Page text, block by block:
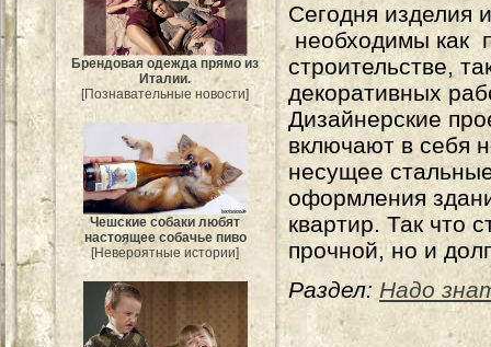
Брендовая одежда прямо из
Италии.
[Познавательные новости]
Чешские собаки любят
настоящее собачье пиво
[Невероятные истории]
Сегодня изделия
необходимы как
строительстве,
декоративных
Дизайнерские
включают в себя
несущее
оформления
квартир. Так что
прочной, но и
Раздел: Надо